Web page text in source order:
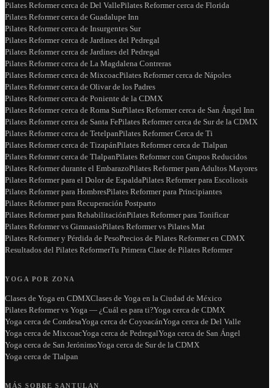
Pilates Reformer cerca de Del VallePilates Reformer cerca de Florida
Pilates Reformer cerca de Guadalupe Inn
Pilates Reformer cerca de Insurgentes Sur
Pilates Reformer cerca de Jardines del Pedregal
Pilates Reformer cerca de Jardines del Pedregal
Pilates Reformer cerca de La Magdalena Contreras
Pilates Reformer cerca de MixcoacPilates Reformer cerca de Nápoles
Pilates Reformer cerca de Olivar de los Padres
Pilates Reformer cerca de Poniente de la CDMX
Pilates Reformer cerca de Roma SurPilates Reformer cerca de San Ángel Inn
Pilates Reformer cerca de Santa FePilates Reformer cerca de Sur de la CDMX
Pilates Reformer cerca de TetelpanPilates Reformer Cerca de Ti
Pilates Reformer cerca de TizapánPilates Reformer cerca de Tlalpan
Pilates Reformer cerca de TlalpanPilates Reformer con Grupos Reducidos
Pilates Reformer durante el EmbarazoPilates Reformer para Adultos Mayores
Pilates Reformer para el Dolor de EspaldaPilates Reformer para Escoliosis
Pilates Reformer para HombresPilates Reformer para Principiantes
Pilates Reformer para Recuperación Postparto
Pilates Reformer para RehabilitaciónPilates Reformer para Tonificar
Pilates Reformer vs GimnasioPilates Reformer vs Pilates Mat
Pilates Reformer y Pérdida de PesoPrecios de Pilates Reformer en CDMX
Resultados del Pilates ReformerTu Primera Clase de Pilates Reformer
YOGA POR ZONA
Clases de Yoga en CDMXClases de Yoga en la Ciudad de México
Pilates Reformer vs Yoga — ¿Cuál es para ti?Yoga cerca de CDMX
Yoga cerca de CondesaYoga cerca de CoyoacánYoga cerca de Del Valle
Yoga cerca de MixcoacYoga cerca de PedregalYoga cerca de San Ángel
Yoga cerca de San JerónimoYoga cerca de Sur de la CDMX
Yoga cerca de Tlalpan
MÁS SOBRE SANTULAN